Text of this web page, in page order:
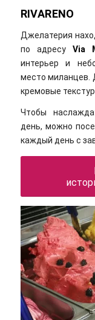
RIVARENO
Джелатерия
по адресу Via
интерьер и
место миланцев.
кремовые
Чтобы
день, можно
каждый день с